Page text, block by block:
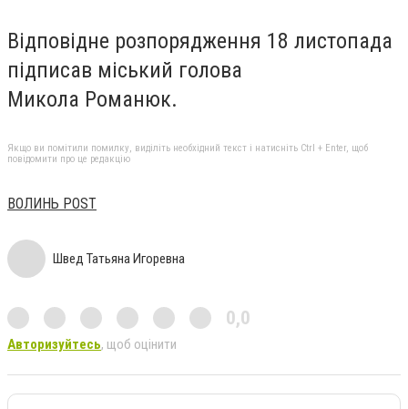
Відповідне розпорядження 18 листопада
підписав міський голова
Микола Романюк.
Якщо ви помітили помилку, виділіть необхідний текст і натисніть Ctrl + Enter, щоб
повідомити про це редакцію
ВОЛИНЬ POST
Швед Татьяна Игоревна
0,0
Авторизуйтесь, щоб оцінити